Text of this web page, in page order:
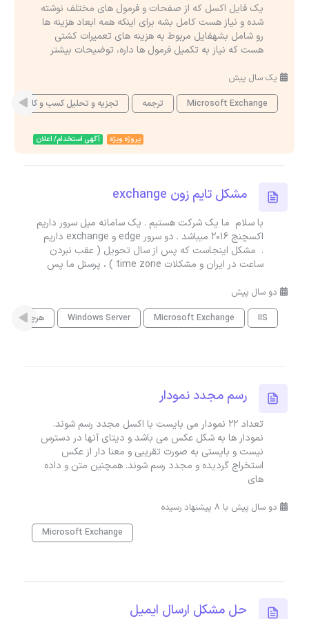
یک فایل اکسل که از صفحات و فرمول های مختلف نوشته
شده و نیاز هست کامل بشه برای اینکه همه ابعاد هزینه ها
رو شامل بشهفایل مربوط به هزینه های تعمیرات کشتی
هست که نیاز به تکمیل فرمول ها داره، توضیحات بیشتر
یک سال پیش
Microsoft Exchange
ترجمه تجزیه و تحلیل کسب و کار
پروژه ویژه آگهی استخدام/ اعلان
مشکل تایم زون exchange
با سلام ما یک شرکت هستیم . یک سامانه میل سرور داریم
اکسچنج 2016 میباشد . دو سرور edge و exchange داریم
. مشکل اینجاست که پس از سال تحویل ( عقب نبردن
ساعت در ایران و مشکلات time zone ) ، پرسنل ما پس
دو سال پیش
IIS
Microsoft Exchange
Windows Server هرچیزی
رسم مجدد نمودار
تعداد 22 نمودار می بایست با اکسل مجدد رسم شوند.
نمودار ها به شکل عکس می باشد و دیتای آنها در دسترس
نیست و بایستی به صورت تقریبی و معنا دار از عکس
استخراج گردیده و مجدد رسم شوند. همچنین متن و داده
های
دو سال پیش با 8 پیشنهاد رسیده
Microsoft Exchange
حل مشکل ارسال ایمیل